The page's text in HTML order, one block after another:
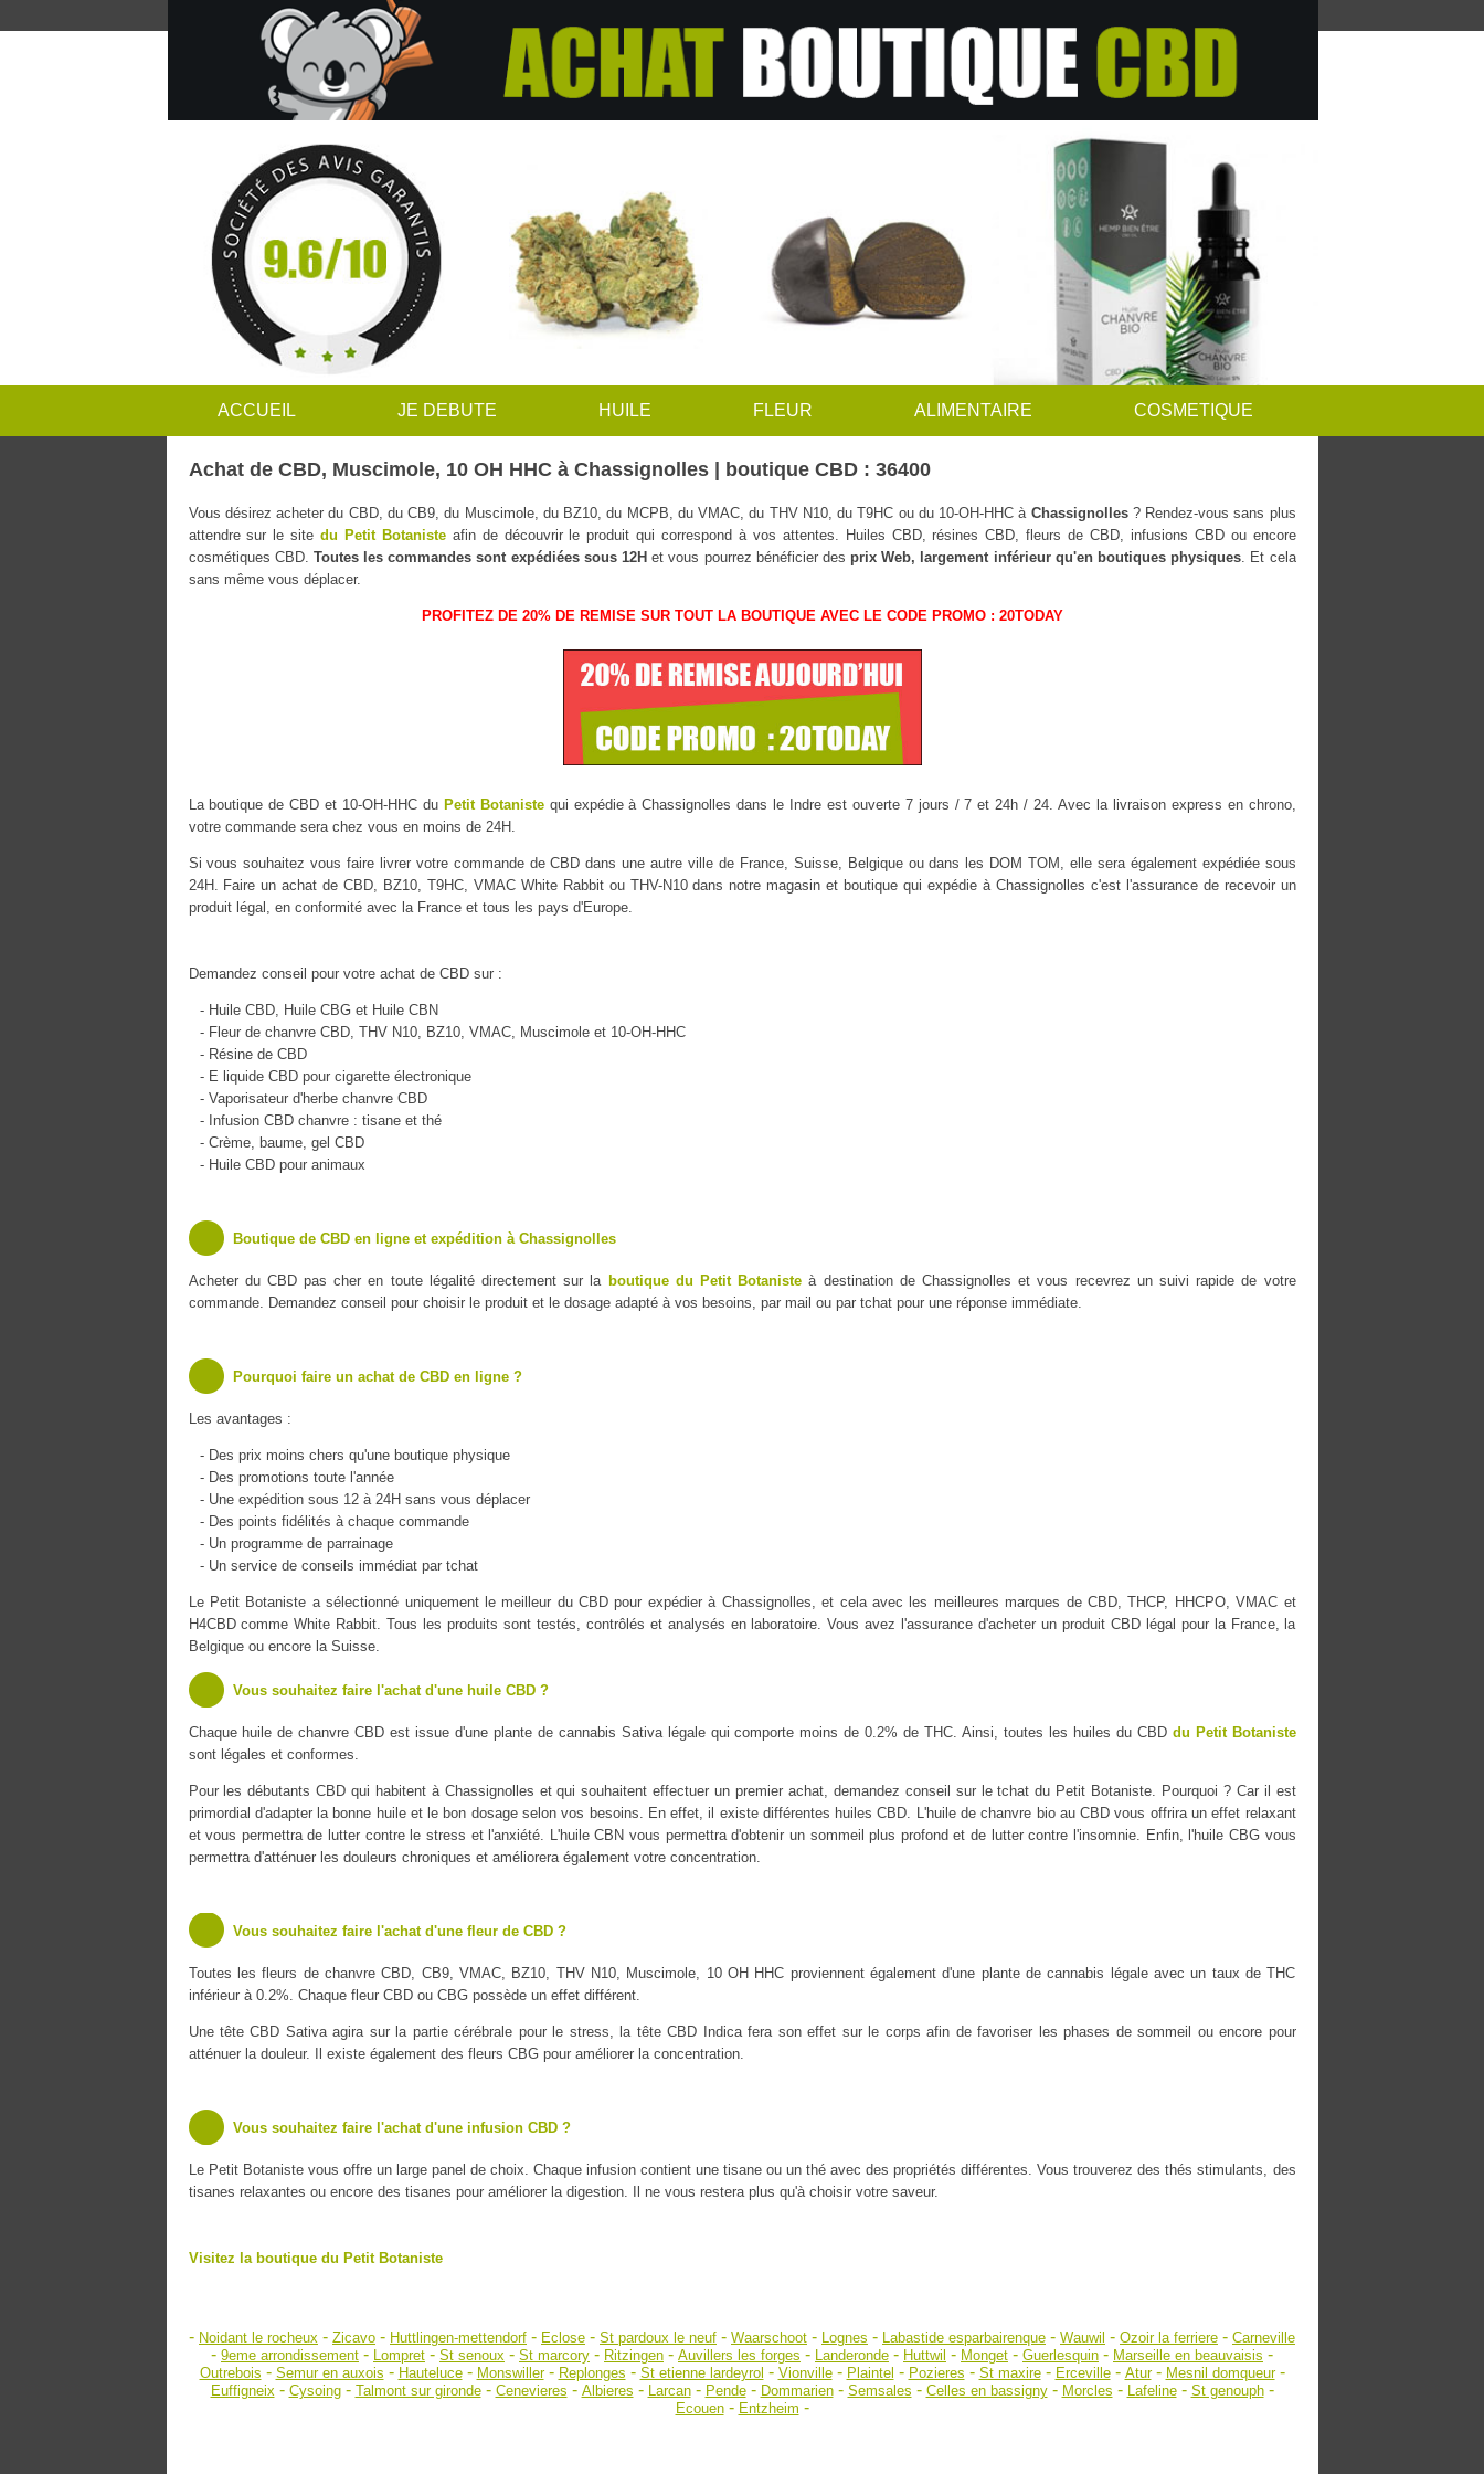
ACCUEIL JE DEBUTE HUILE FLEUR ALIMENTAIRE COSMETIQUE
Achat de CBD, Muscimole, 10 OH HHC à Chassignolles | boutique CBD : 36400
Vous désirez acheter du CBD, du CB9, du Muscimole, du BZ10, du MCPB, du VMAC, du THV N10, du T9HC ou du 10-OH-HHC à Chassignolles? Rendez-vous sans plus
attendre sur le sitedu Petit Botanisteafin de découvrir le produit qui correspond à vos attentes. Huiles CBD, résines CBD, fleurs de CBD, infusions CBD ou encore
cosmétiques CBD. Toutes les commandes sont expédiées sous 12Het vous pourrez bénéficier des prix Web, largement inférieur qu'en boutiques physiques . Et cela
sans même vous déplacer.
PROFITEZ DE 20% DE REMISE SUR TOUT LA BOUTIQUE AVEC LE CODE PROMO : 20TODAY
La boutique de CBD et 10-OH-HHC du Petit Botanistequi expédie à Chassignolles dans le Indre est ouverte 7 jours / 7 et 24h / 24. Avec la livraison express en chrono,
votre commande sera chez vous en moins de 24H.
Si vous souhaitez vous faire livrer votre commande de CBD dans une autre ville de France, Suisse, Belgique ou dans les DOM TOM, elle sera également expédiée sous
24H. Faire un achat de CBD, BZ10, T9HC, VMAC White Rabbit ou THV-N10 dans notre magasin et boutique qui expédie à Chassignolles c'est l'assurance de recevoir un
produit légal, en conformité avec la France et tous les pays d'Europe.
Demandez conseil pour votre achat de CBD sur :
- Huile CBD, Huile CBG et Huile CBN
- Fleur de chanvre CBD, THV N10, BZ10, VMAC, Muscimole et 10-OH-HHC
- Résine de CBD
- E liquide CBD pour cigarette électronique
- Vaporisateur d'herbe chanvre CBD
- Infusion CBD chanvre : tisane et thé
- Crème, baume, gel CBD
- Huile CBD pour animaux
Boutique de CBD en ligne et expédition à Chassignolles
Acheter du CBD pas cher en toute légalité directement sur la boutique du Petit Botaniste à destination de Chassignolles et vous recevrez un suivi rapide de votre
commande. Demandez conseil pour choisir le produit et le dosage adapté à vos besoins, par mail ou par tchat pour une réponse immédiate.
Pourquoi faire un achat de CBD en ligne ?
Les avantages :
- Des prix moins chers qu'une boutique physique
- Des promotions toute l'année
- Une expédition sous 12 à 24H sans vous déplacer
- Des points fidélités à chaque commande
- Un programme de parrainage
- Un service de conseils immédiat par tchat
Le Petit Botaniste a sélectionné uniquement le meilleur du CBD pour expédier à Chassignolles, et cela avec les meilleures marques de CBD, THCP, HHCPO, VMAC et
H4CBD comme White Rabbit. Tous les produits sont testés, contrôlés et analysés en laboratoire. Vous avez l'assurance d'acheter un produit CBD légal pour la France, la
Belgique ou encore la Suisse.
Vous souhaitez faire l'achat d'une huile CBD ?
Chaque huile de chanvre CBD est issue d'une plante de cannabis Sativa légale qui comporte moins de 0.2% de THC. Ainsi, toutes les huiles du CBD du Petit Botaniste
sont légales et conformes.
Pour les débutants CBD qui habitent à Chassignolles et qui souhaitent effectuer un premier achat, demandez conseil sur le tchat du Petit Botaniste. Pourquoi ? Car il est
primordial d'adapter la bonne huile et le bon dosage selon vos besoins. En effet, il existe différentes huiles CBD. L'huile de chanvre bio au CBD vous offrira un effet relaxant
et vous permettra de lutter contre le stress et l'anxiété. L'huile CBN vous permettra d'obtenir un sommeil plus profond et de lutter contre l'insomnie. Enfin, l'huile CBG vous
permettra d'atténuer les douleurs chroniques et améliorera également votre concentration.
Vous souhaitez faire l'achat d'une fleur de CBD ?
Toutes les fleurs de chanvre CBD, CB9, VMAC, BZ10, THV N10, Muscimole, 10 OH HHC proviennent également d'une plante de cannabis légale avec un taux de THC
inférieur à 0.2%. Chaque fleur CBD ou CBG possède un effet différent.
Une tête CBD Sativa agira sur la partie cérébrale pour le stress, la tête CBD Indica fera son effet sur le corps afin de favoriser les phases de sommeil ou encore pour
atténuer la douleur. Il existe également des fleurs CBG pour améliorer la concentration.
Vous souhaitez faire l'achat d'une infusion CBD ?
Le Petit Botaniste vous offre un large panel de choix. Chaque infusion contient une tisane ou un thé avec des propriétés différentes. Vous trouverez des thés stimulants, des
tisanes relaxantes ou encore des tisanes pour améliorer la digestion. Il ne vous restera plus qu'à choisir votre saveur.
Visitez la boutique du Petit Botaniste
- Noidant le rocheux - Zicavo - Huttlingen-mettendorf - Eclose - St pardoux le neuf - Waarschoot - Lognes - Labastide esparbairenque - Wauwil - Ozoir la ferriere - Carneville
- 9eme arrondissement - Lompret - St senoux - St marcory - Ritzingen - Auvillers les forges - Landeronde - Huttwil - Monget - Guerlesquin - Marseille en beauvaisis -
Outrebois - Semur en auxois - Hauteluce- Monswiller- Replonges - St etienne lardeyrol - Vionville- Plaintel - Pozieres - St maxire- Erceville- Atur- Mesnil domqueur-
Euffigneix - Cysoing- Talmont sur gironde- Cenevieres - Albieres - Larcan- Pende- Dommarien- Semsales - Celles en bassigny- Morcles - Lafeline- St genouph-
Ecouen- Entzheim -